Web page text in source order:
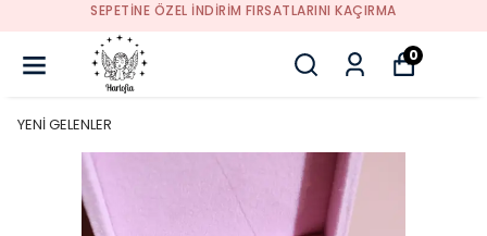
SEPETİNE ÖZEL İNDİRİM FIRSATLARINI KAÇIRMA
0
YENİ GELENLER